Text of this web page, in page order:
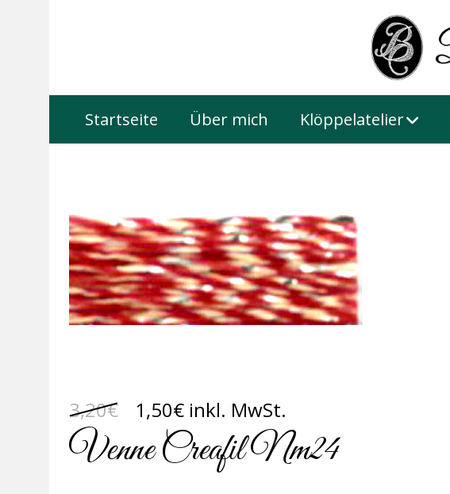
Startseite Über mich Klöppelatelier
3,20€
Ursprünglicher
Preis
war:
1,50€Aktueller
Preis
ist:
1,50€.
inkl. MwSt.
Venne Creafil Nm24